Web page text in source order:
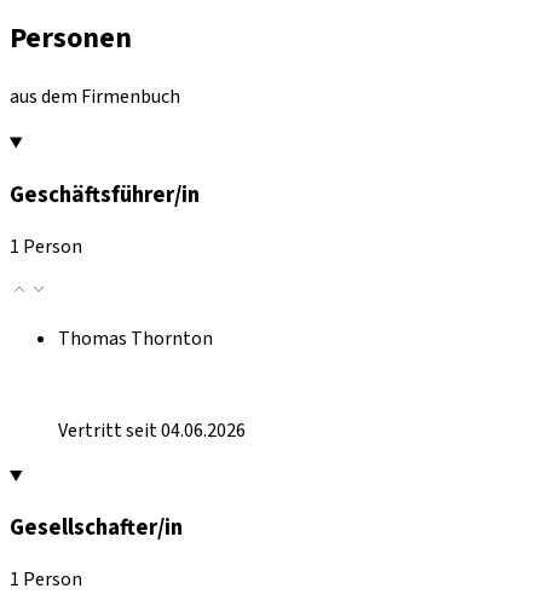
Personen
aus dem Firmenbuch
Geschäftsführer/in
1 Person
Thomas Thornton
Vertritt seit 04.06.2026
Gesellschafter/in
1 Person